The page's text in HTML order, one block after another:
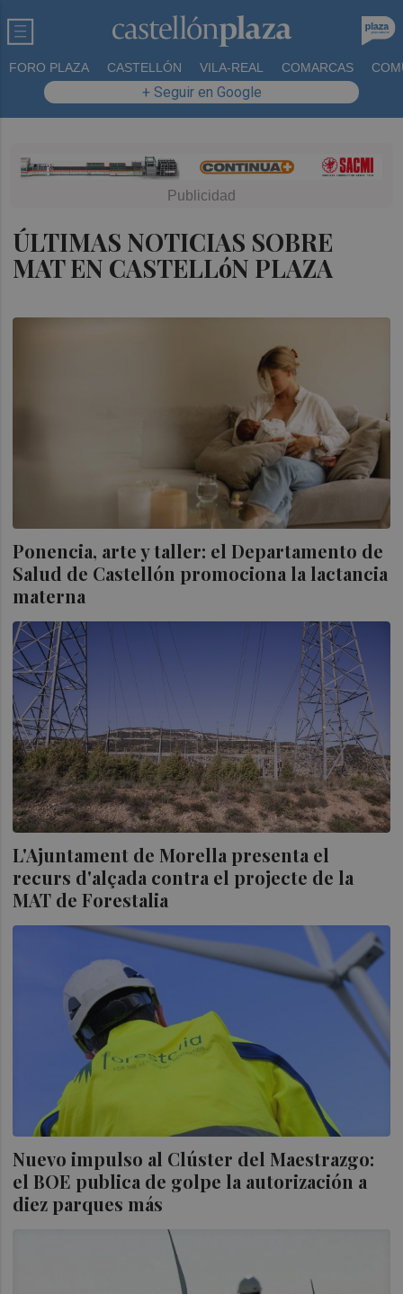
FORO PLAZA CASTELLÓN VILA-REAL COMARCAS
+ Seguir en Google
ÚLTIMAS NOTICIAS SOBRE
MAT EN CASTELLóN PLAZA
Ponencia, arte y taller: el Departamento de
Salud de Castellón promociona la lactancia
materna
L'Ajuntament de Morella presenta el
recurs d'alçada contra el projecte de la
MAT de Forestalia
Nuevo impulso al Clúster del Maestrazgo:
el BOE publica de golpe la autorización a
diez parques más